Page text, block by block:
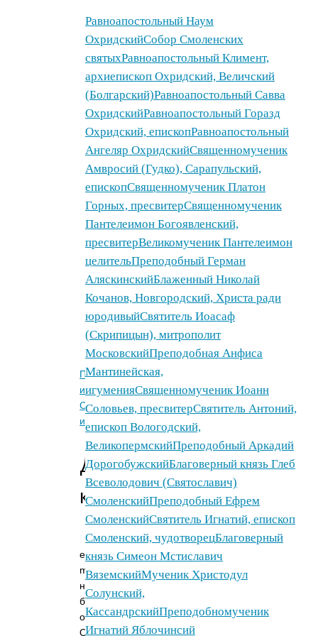
(Opens
in
new
window)
Отправить
ссылку
Одноклассники
(Opens
in
new
window)
to
share
on
Google+
(Opens
window)
Предыдущее
изображение
Следующее
изображение
Добавить
комментарий
Ваш
e-
mail
не
будет
опубликован.
Обязательные
Равноапостольный Наум
ОхридскийСобор Смоленских
святыхРавноапостольный Климент,
архиепископ Охридский, Величский
(Болгарский)Равноапостольный Савва
ОхридскийРавноапостольный Горазд
Охридский, епископРавноапостольный
Ангеляр ОхридскийСвященномученик
Амвросий (Гудко), Сарапульский,
епископСвященномученик Платон
Горных, пресвитерСвященномученик
Пантелеимон Богоявленский,
пресвитерВеликомученик Пантелеимон
целительПреподобный Герман
АляскинскийБлаженный Николай
Кочанов, Новгородский, Христа ради
юродивыйСвятитель Иоасаф
(Скрипицын), митрополит
МосковскийПреподобная Анфиса
Мантинейская,
игуменияСвященномученик Иоанн
Соловьев, пресвитерСвятитель Антоний,
епископ Вологодский,
ВеликопермскийПреподобный Аркадий
ДорогобужскийБлаговерный князь Глеб
Всеволодович (Святославич)
СмоленскийПреподобный Ефрем
СмоленскийСвятитель Игнатий, епископ
Смоленский, чудотворецБлаговерный
князь Симеон Мстиславич
ВяземскийМученик Христодул
Солунский,
КассандрскийПреподобномученик
Игнатий Яблочинсий